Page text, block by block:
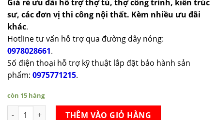
Giá rẻ ưu đãi hỗ trợ thợ tủ, thợ công trình, kiến trúc
sư, các đơn vị thi công nội thất. Kèm nhiều ưu đãi
khác.
Hotline tư vấn hỗ trợ qua đường dây nóng:
0978028661.
Số điện thoại hỗ trợ kỹ thuật lắp đặt bảo hành sản
phẩm: 0975771215.
còn 15 hàng
Bếp từ Electrolux EHH6332FOK số lượng
THÊM VÀO GIỎ HÀNG